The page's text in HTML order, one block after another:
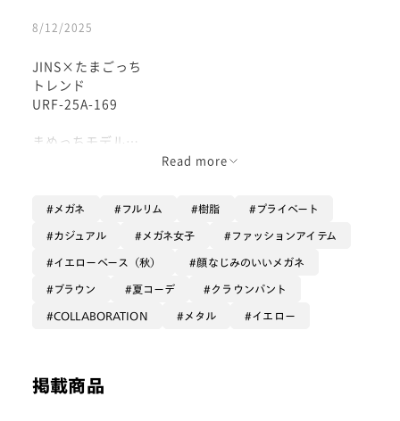
8/12/2025
JINS×たまごっち
トレンド
URF-25A-169
まめっちモデル
オシャレで人気のクラウンパントという
玉型
Read more
メガネ フルリム 樹脂 プライベート
カジュアル メガネ女子 ファッションアイテム
イエローベース（秋） 顔なじみのいいメガネ
ブラウン 夏コーデ クラウンパント
COLLABORATION メタル イエロー
掲載商品